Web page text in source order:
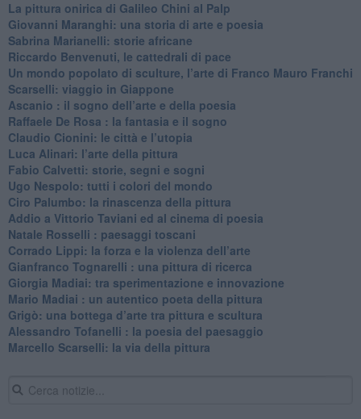
​La pittura onirica di Galileo Chini al Palp
​Giovanni Maranghi: una storia di arte e poesia
Sabrina Marianelli: storie africane
​Riccardo Benvenuti, le cattedrali di pace
​Un mondo popolato di sculture, l’arte di Franco Mauro Franchi
​Scarselli: viaggio in Giappone
​Ascanio : il sogno dell’arte e della poesia
Raffaele De Rosa : la fantasia e il sogno
​Claudio Cionini: le città e l’utopia
Luca Alinari: l’arte della pittura
​Fabio Calvetti: storie, segni e sogni
Ugo Nespolo: tutti i colori del mondo
​Ciro Palumbo: la rinascenza della pittura
​Addio a Vittorio Taviani ed al cinema di poesia
​Natale Rosselli : paesaggi toscani
​Corrado Lippi: la forza e la violenza dell’arte
Gianfranco Tognarelli : una pittura di ricerca
Giorgia Madiai: tra sperimentazione e innovazione
Mario Madiai : un autentico poeta della pittura
Grigò: una bottega d’arte tra pittura e scultura
Alessandro Tofanelli : la poesia del paesaggio
​Marcello Scarselli: la via della pittura